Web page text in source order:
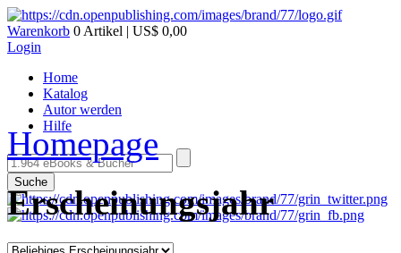
Warenkorb 0 Artikel | US$ 0,00
Login
Home
Katalog
Autor werden
Hilfe
Suche
Homepage
Erscheinungsjahr